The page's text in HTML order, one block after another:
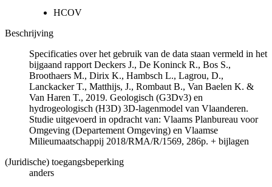
HCOV
Beschrijving
Specificaties over het gebruik van de data staan vermeld in het
bijgaand rapport Deckers J., De Koninck R., Bos S.,
Broothaers M., Dirix K., Hambsch L., Lagrou, D.,
Lanckacker T., Matthijs, J., Rombaut B., Van Baelen K. &
Van Haren T., 2019. Geologisch (G3Dv3) en
hydrogeologisch (H3D) 3D-lagenmodel van Vlaanderen.
Studie uitgevoerd in opdracht van: Vlaams Planbureau voor
Omgeving (Departement Omgeving) en Vlaamse
Milieumaatschappij 2018/RMA/R/1569, 286p. + bijlagen
(Juridische) toegangsbeperking
anders